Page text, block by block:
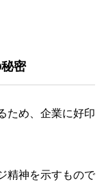
密
ため、企業に好印
精神を示すもので